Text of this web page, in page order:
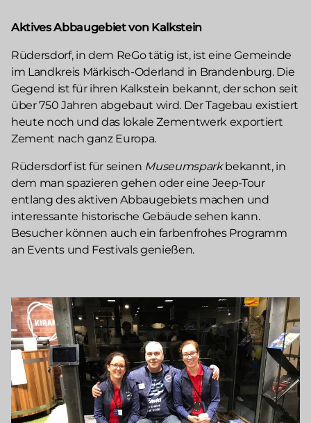
Aktives Abbaugebiet von Kalkstein
Rüdersdorf, in dem ReGo tätig ist, ist eine Gemeinde
im Landkreis Märkisch-Oderland in Brandenburg. Die
Gegend ist für ihren Kalkstein bekannt, der schon seit
über 750 Jahren abgebaut wird. Der Tagebau existiert
heute noch und das lokale Zementwerk exportiert
Zement nach ganz Europa.
Rüdersdorf ist für seinen Museumsparkbekannt, in
dem man spazieren gehen oder eine Jeep-Tour
entlang des aktiven Abbaugebiets machen und
interessante historische Gebäude sehen kann.
Besucher können auch ein farbenfrohes Programm
an Events und Festivals genießen.